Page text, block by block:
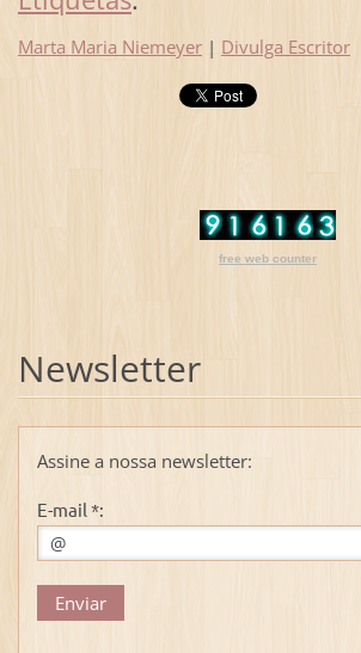
Marta Maria Niemeyer | Divulga Escritor
free web counter
Newsletter
Assine a nossa newsletter:
E-mail *: